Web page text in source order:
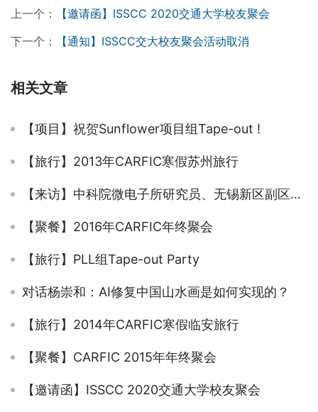
上一个：
【邀请函】ISSCC 2020交通大学校友聚会
下一个：
【通知】ISSCC交大校友聚会活动取消
相关文章
【项目】祝贺Sunflower项目组Tape-out !
【旅行】2013年CARFIC寒假苏州旅行
【来访】中科院微电子所研究员、无锡新区副区长樊晓华一行访问CARFIC
【聚餐】2016年CARFIC年终聚会
【旅行】PLL组Tape-out Party
对话杨崇和：AI修复中国山水画是如何实现的？
【旅行】2014年CARFIC寒假临安旅行
【聚餐】CARFIC 2015年年终聚会
【邀请函】ISSCC 2020交通大学校友聚会